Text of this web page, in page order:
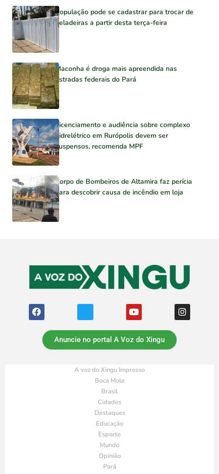
População pode se cadastrar para trocar de
geladeiras a partir desta terça-feira
Maconha é droga mais apreendida nas
estradas federais do Pará
Licenciamento e audiência sobre complexo
hidrelétrico em Rurópolis devem ser
suspensos, recomenda MPF
Corpo de Bombeiros de Altamira faz perícia
para descobrir causa de incêndio em loja
Anuncie no portal A Voz do Xingu
A voz do Xingu Impresso
Boca Mole
Brasil
Cidades
Destaques
Educação
Esporte
Mundo
Opinião
Pará